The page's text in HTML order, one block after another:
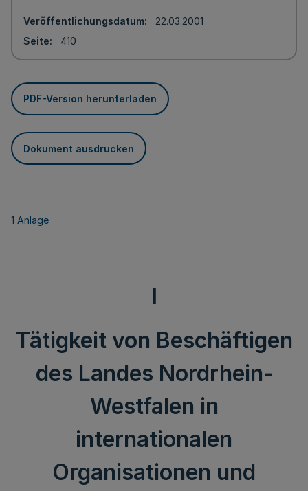
Veröffentlichungsdatum
22.03.2001
Seite
410
PDF-Version herunterladen
Dokument ausdrucken
1 Anlage
I
Tätigkeit von Beschäftigen
des Landes Nordrhein-
Westfalen in
internationalen
Organisationen und